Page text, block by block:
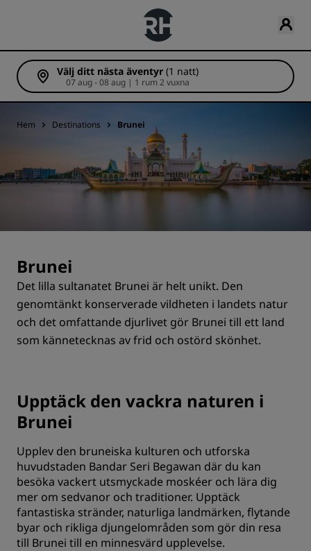
Välj ditt nästa äventyr (1 natt)
07 aug - 08 aug | 1 rum 2 vuxna
Hem Destinations Brunei
Brunei
Det lilla sultanatet Brunei är helt unikt. Den
genomtänkt konserverade vildheten i landets natur
och det omfattande djurlivet gör Brunei till ett land
som kännetecknas av frid och ostörd skönhet.
Upptäck den vackra naturen i
Brunei
Upplev den bruneiska kulturen och utforska
huvudstaden Bandar Seri Begawan där du kan
besöka vackert utsmyckade moskéer och lära dig
mer om sedvanor och traditioner. Upptäck
fantastiska stränder, naturliga landmärken, flytande
byar och rikliga djungelområden som gör din resa
till Brunei till en minnesvärd upplevelse.